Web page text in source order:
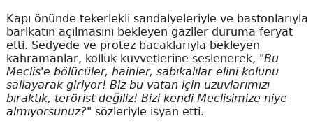
Kapı önünde tekerlekli sandalyeleriyle ve bastonlarıyla
barikatın açılmasını bekleyen gaziler duruma feryat
etti. Sedyede ve protez bacaklarıyla bekleyen
kahramanlar, kolluk kuvvetlerine seslenerek, "Bu
Meclis'e bölücüler, hainler, sabıkalılar elini kolunu
sallayarak giriyor! Biz bu vatan için uzuvlarımızı
bıraktık, terörist değiliz! Bizi kendi Meclisimize niye
almıyorsunuz?" sözleriyle isyan etti.